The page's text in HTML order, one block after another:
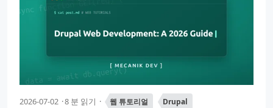
2026-07-02 8 분 읽기 웹 튜토리얼 Drupal